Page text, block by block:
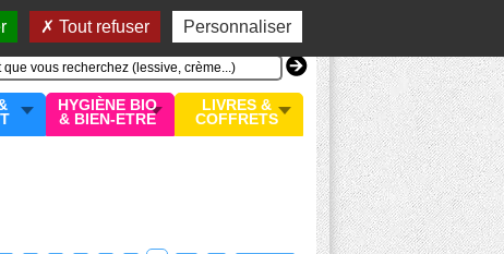
Tout refuser Personnaliser
Mon compte
MON PANIER
0 article
HYGIÈNE BIO
& BIEN-ETRE
LIVRES &
COFFRETS